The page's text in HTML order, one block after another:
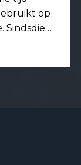
op
Sindsdien